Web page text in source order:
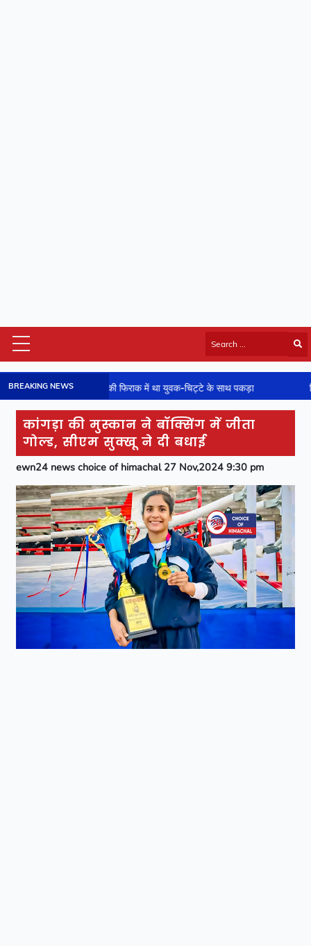
Himachal Latest
HP Board Results
National
Video
Viral News
Photos
Sports
Entertainment
Lifestyle
Business
Technology
Jobs/Career
BREAKING NEWS
की फिराक में था युवक-चिट्टे के साथ पकड़ा हिमाचल के दो जिलों में ऑरेंज
कांगड़ा की मुस्कान ने बॉक्सिंग में जीता
गोल्ड, सीएम सुक्खू ने दी बधाई
ewn24 news choice of himachal 27 Nov,2024 9:30 pm